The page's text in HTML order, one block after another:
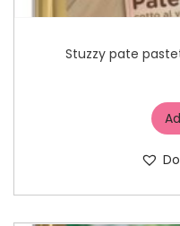
Stuzzy pate